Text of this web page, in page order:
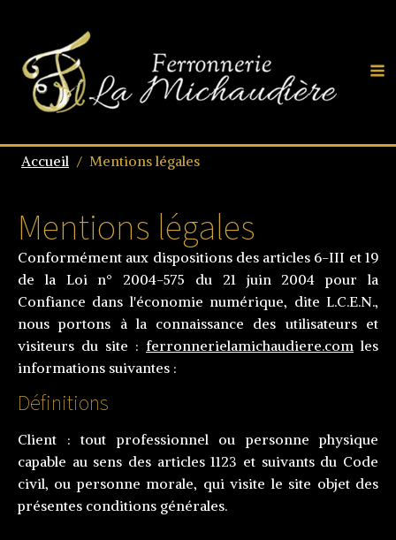
Accueil / Mentions légales
Mentions légales
Conformément aux dispositions des articles 6-III et 19
de la Loi n° 2004-575 du 21 juin 2004 pour la
Confiance dans l'économie numérique, dite L.C.E.N.,
nous portons à la connaissance des utilisateurs et
visiteurs du site : ferronnerielamichaudiere.com les
informations suivantes :
Définitions
Client : tout professionnel ou personne physique
capable au sens des articles 1123 et suivants du Code
civil, ou personne morale, qui visite le site objet des
présentes conditions générales.